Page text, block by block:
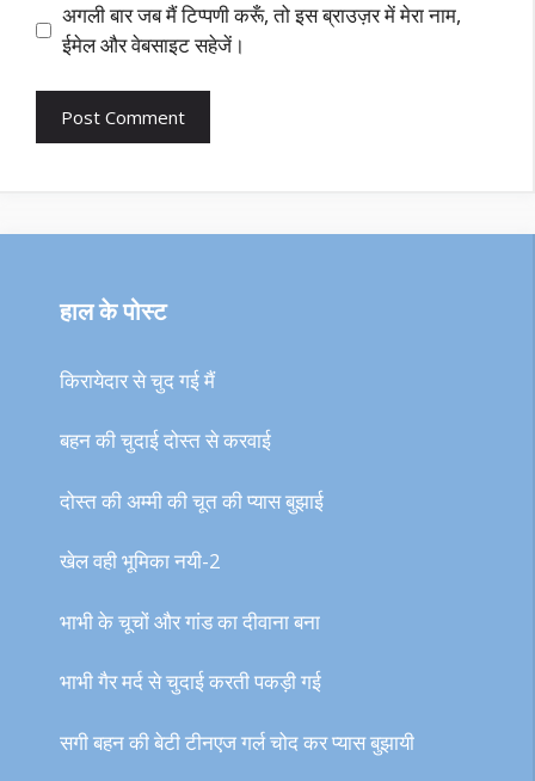
अगली बार जब मैं टिप्पणी करूँ, तो इस ब्राउज़र में मेरा नाम,
ईमेल और वेबसाइट सहेजें।
हाल के पोस्ट
किरायेदार से चुद गई मैं
बहन की चुदाई दोस्त से करवाई
दोस्त की अम्मी की चूत की प्यास बुझाई
खेल वही भूमिका नयी-2
भाभी के चूचों और गांड का दीवाना बना
भाभी गैर मर्द से चुदाई करती पकड़ी गई
सगी बहन की बेटी टीनएज गर्ल चोद कर प्यास बुझायी